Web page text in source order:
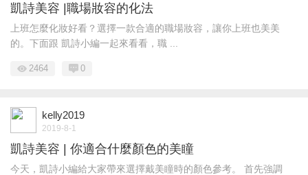
凱詩美容 |職場妝容的化法
上班怎麼化妝好看？選擇一款合適的職場妝容，讓你上班也美美
的。下面跟 凱詩小編一起來看看，職 ...
2464 0
kelly2019
2019-8-1
凱詩美容 | 你適合什麼顏色的美瞳
今天，凱詩小編給大家帶來選擇戴美瞳時的顏色參考。 首先強調